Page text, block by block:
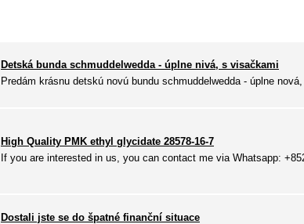
Detská bunda schmuddelwedda - úplne nivá, s visačkami
Predám krásnu detskú novú bundu schmuddelwedda - úplne
High Quality PMK ethyl glycidate 28578-16-7
If you are interested in us, you can contact me via Whatsapp:
Dostali jste se do špatné finanční situace